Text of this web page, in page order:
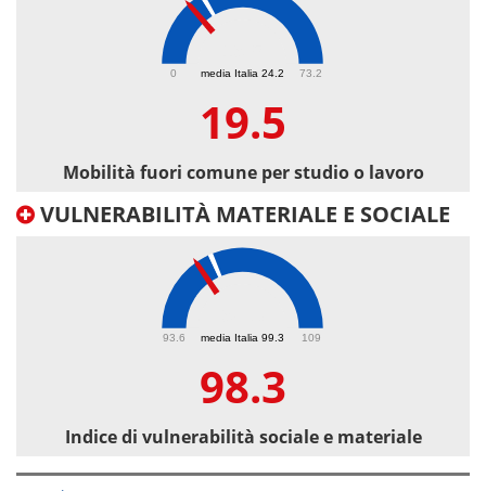
media Italia 24.2
0 73.2
19.5
Mobilità fuori comune per studio o lavoro
VULNERABILITÀ MATERIALE E SOCIALE
media Italia 99.3
93.6 109
98.3
Indice di vulnerabilità sociale e materiale